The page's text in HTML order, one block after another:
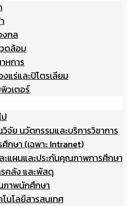
งกล
ดล้อม
หการ
แร่และปิโตรเลียม
วเตอร์
จัย นวัตกรรมและบริการวิชาการ
กษา (เฉพาะ Intranet)
ะแผนและประกันคุณภาพการศึกษา
คลัง และพัสดุ
าพนักศึกษา
นโลยีสารสนเทศ